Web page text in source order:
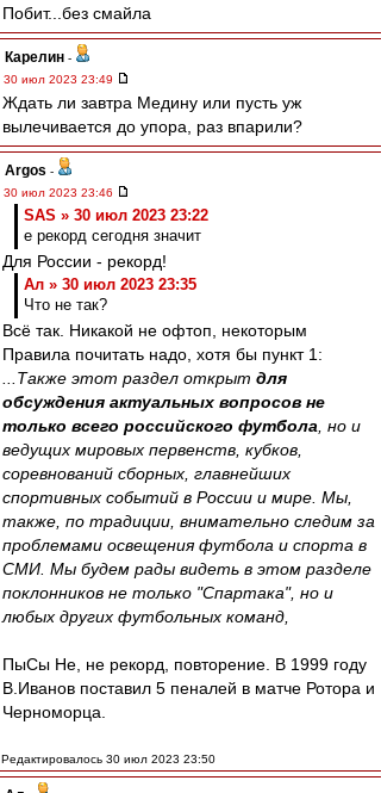
Побит...без смайла
Карелин -
30 июл 2023 23:49
Ждать ли завтра Медину или пусть уж
вылечивается до упора, раз впарили?
Argos -
30 июл 2023 23:46
SAS » 30 июл 2023 23:22
е рекорд сегодня значит
Для России - рекорд!
Ал » 30 июл 2023 23:35
Что не так?
Всё так. Никакой не офтоп, некоторым
Правила почитать надо, хотя бы пункт 1:
...Также этот раздел открыт для
обсуждения актуальных вопросов не
только всего российского футбола , но и
ведущих мировых первенств, кубков,
соревнований сборных, главнейших
спортивных событий в России и мире. Мы,
также, по традиции, внимательно следим за
проблемами освещения футбола и спорта в
СМИ. Мы будем рады видеть в этом разделе
поклонников не только "Спартака", но и
любых других футбольных команд,
ПыСы Не, не рекорд, повторение. В 1999 году
В.Иванов поставил 5 пеналей в матче Ротора и
Черноморца.
Редактировалось 30 июл 2023 23:50